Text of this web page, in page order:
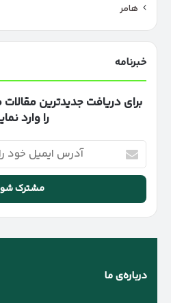
هامر
خبرنامه
برای دریافت جدیدترین
را وارد
آدرس
ایمیل
خود
وارد
کنید
درباره‌ی ما